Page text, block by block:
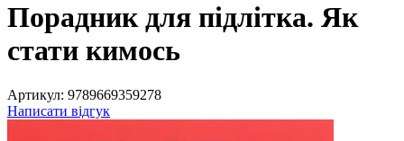
Порадник для підлітка. Як
стати кимось
Артикул: 9789669359278
Написати відгук